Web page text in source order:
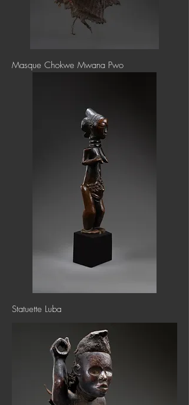
Masque Chokwe Mwana Pwo
Statuette Luba